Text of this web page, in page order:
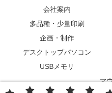
会社案内
多品種・少量印刷
企画・制作
デスクトップパソコン
USBメモリ
マ